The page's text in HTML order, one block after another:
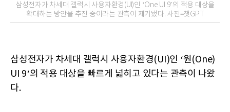
삼성전자가 차세대 갤럭시 사용자환경(UI)인 ‘One UI 9’의 적용 대상을
확대하는 방안을 추진 중이라는 관측이 제기됐다. 사진=챗GPT
삼성전자가 차세대 갤럭시 사용자환경(UI)인 ‘원(One)
UI 9’의 적용 대상을 빠르게 넓히고 있다는 관측이 나왔
다.